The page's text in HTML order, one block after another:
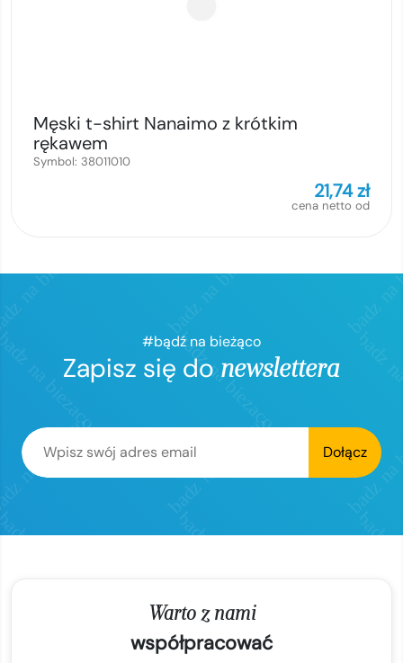
Męski t-shirt Nanaimo z krótkim
rękawem
Symbol: 38011010
21,74zł
cena netto od
#bądź na bieżąco
Zapisz się do newslettera
Dołącz
Warto z nami
współpracować